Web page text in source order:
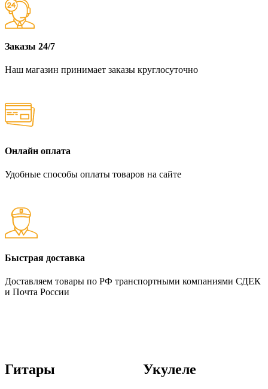
Заказы 24/7
Наш магазин принимает заказы круглосуточно
Онлайн оплата
Удобные способы оплаты товаров на сайте
Быстрая доставка
Доставляем товары по РФ транспортными компаниями СДЕК
и Почта России
Гитары Укулеле